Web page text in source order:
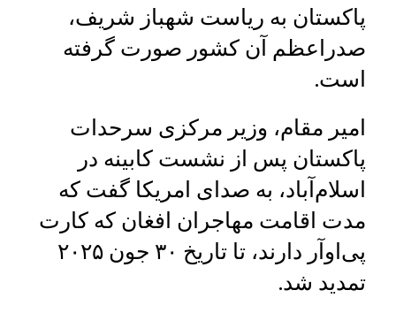
پاکستان به ریاست شهباز شریف،
صدراعظم آن کشور صورت گرفته
است.
امیر مقام، وزیر مرکزی سرحدات
پاکستان پس از نشست کابینه در
اسلام‌آباد، به صدای امریکا گفت که
مدت اقامت مهاجران افغان که کارت
پی‌اوآر دارند، تا تاریخ ۳۰ جون ۲۰۲۵
تمدید شد.